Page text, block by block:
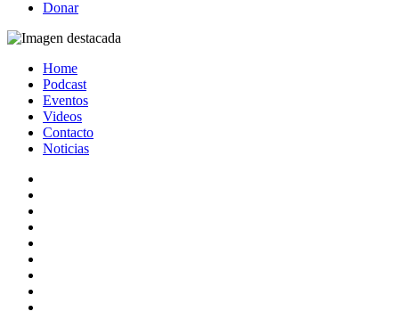
Donar
Home
Podcast
Eventos
Videos
Contacto
Noticias